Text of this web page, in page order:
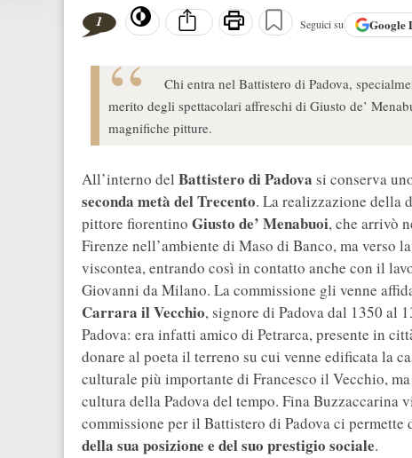
1 Seguici su Google
Chi entra nel Battistero di Padova,
merito degli spettacolari affreschi di Giusto de’
magnifiche pitture.
All’interno del Battistero di Padova si conserva
seconda metà del Trecento. La realizzazione della
pittore fiorentino Giusto de’ Menabuoi, che arrivò
Firenze nell’ambiente di Maso di Banco, ma verso
viscontea, entrando così in contatto anche con il
Giovanni da Milano. La commissione gli venne
Carrara il Vecchio, signore di Padova dal 1350 al
Padova: era infatti amico di Petrarca, presente in
donare al poeta il terreno su cui venne edificata la
culturale più importante di Francesco il Vecchio,
cultura della Padova del tempo. Fina Buzzaccarina
commissione per il Battistero di Padova ci permette
della sua posizione e del suo prestigio sociale.